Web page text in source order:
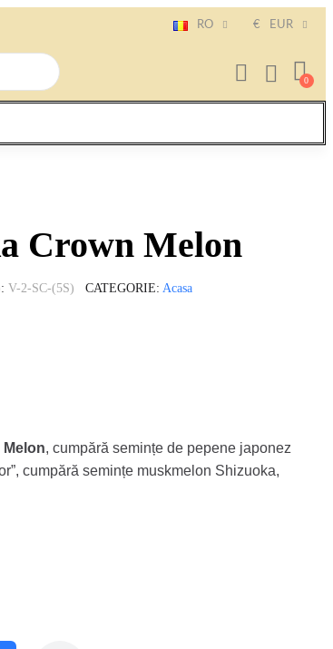
RO € EUR
Crown Melon
V-2-SC-(5S) CATEGORIE Acasa
, cumpără semințe de pepene japonez
cumpără semințe muskmelon Shizuoka,